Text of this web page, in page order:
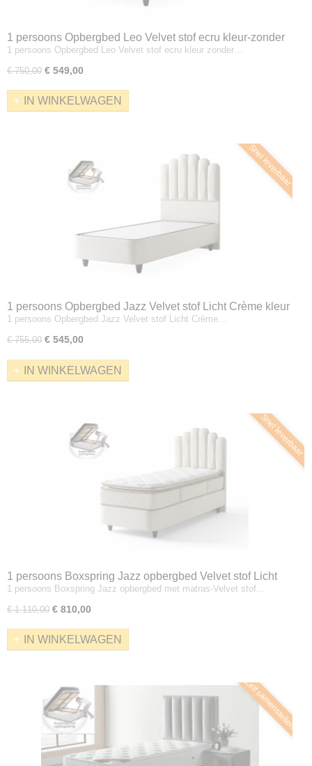
1 persoons Opbergbed Leo Velvet stof ecru kleur-zonder
matras
1 persoons Opbergbed Leo Velvet stof ecru kleur zonder…
€ 750,00 € 549,00
IN WINKELWAGEN
Snel leverbaar
1 persoons Opbergbed Jazz Velvet stof Licht Crème kleur
zonder matras
1 persoons Opbergbed Jazz Velvet stof Licht Crème…
€ 755,00 € 545,00
IN WINKELWAGEN
Snel leverbaar
1 persoons Boxspring Jazz opbergbed Velvet stof Licht
Crème met matras.
1 persoons Boxspring Jazz opbergbed met matras-Velvet stof…
€ 1.110,00 € 810,00
IN WINKELWAGEN
Zelf samenstellen